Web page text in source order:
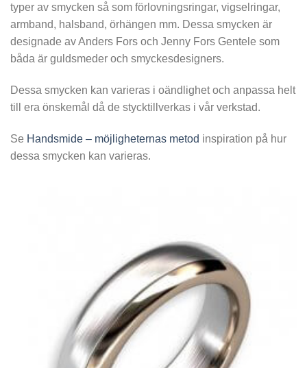
typer av smycken så som förlovningsringar, vigselringar,
armband, halsband, örhängen mm. Dessa smycken är
designade av Anders Fors och Jenny Fors Gentele som
båda är guldsmeder och smyckesdesigners.
Dessa smycken kan varieras i oändlighet och anpassa helt
till era önskemål då de stycktillverkas i vår verkstad.
Se Handsmide – möjligheternas metod inspiration på hur
dessa smycken kan varieras.